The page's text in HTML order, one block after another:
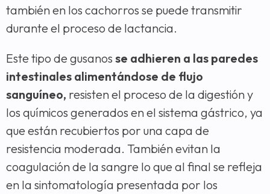
también en los cachorros se puede transmitir
durante el proceso de lactancia.
Este tipo de gusanos se adhieren a las paredes
intestinales alimentándose de flujo
sanguíneo, resisten el proceso de la digestión y
los químicos generados en el sistema gástrico, ya
que están recubiertos por una capa de
resistencia moderada. También evitan la
coagulación de la sangre lo que al final se refleja
en la sintomatología presentada por los